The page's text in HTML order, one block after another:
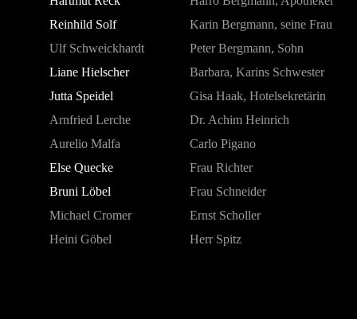
Reinhild Solf
Karin Bergmann, seine Frau
Ulf Schweickhardt
Peter Bergmann, Sohn
Liane Hielscher
Barbara, Karins Schwester
Jutta Speidel
Gisa Haak, Hotelsekretärin
Arnfried Lerche
Dr. Achim Heinrich
Aurelio Malfa
Carlo Pigano
Else Quecke
Frau Richter
Bruni Löbel
Frau Schneider
Michael Cromer
Ernst Scholler
Heini Göbel
Herr Spitz